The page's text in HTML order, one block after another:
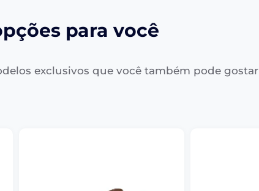
para você
exclusivos que você também pode gostar